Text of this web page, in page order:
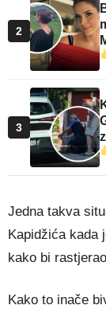
2
3
Jedna takva
Kapidžića kada
kako bi
Kako to inače